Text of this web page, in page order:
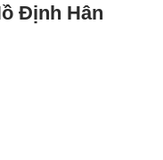
Định Hân